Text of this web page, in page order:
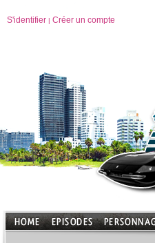
S'identifier | Créer un compte